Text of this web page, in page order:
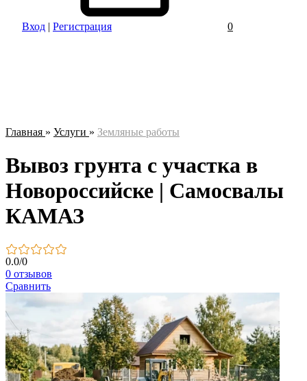
Вход | Регистрация 0
Главная » Услуги » Земляные работы
Вывоз грунта с участка в
Новороссийске | Самосвалы
КАМАЗ
0.0/0
0 отзывов
Сравнить